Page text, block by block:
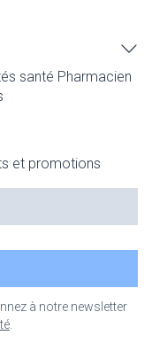
santé Pharmacien
et promotions
à notre newsletter